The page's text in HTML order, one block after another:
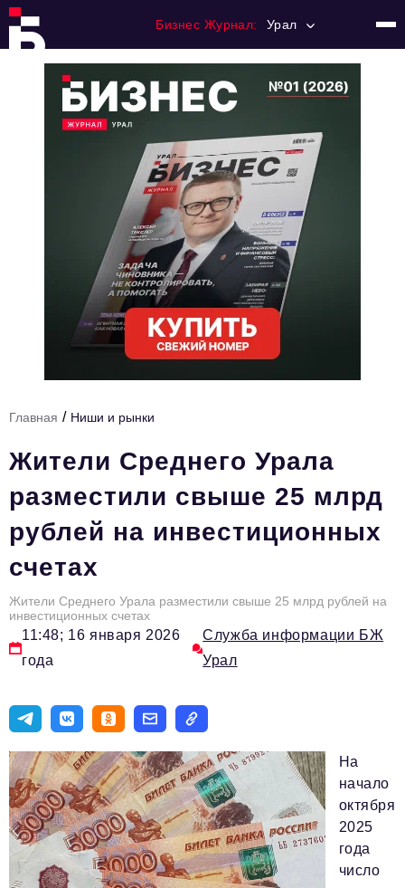
Бизнес Журнал: Урал
Тема номера
Инфраструктура развития
Технологии и тренды
Ниши и рынки
Цитаты
Туризм
Новости
Импортозамещение
ИННОПРОМ
Топ-100 влиятельных людей Свердловской области
Видео
ТОП-100 влиятельных людей — 2025
Телефон редакции:+7 495 727-01-67
Электронные почты редакции:
Главная / Ниши и рынки
Жители Среднего Урала
разместили свыше 25 млрд
рублей на инвестиционных
счетах
Жители Среднего Урала разместили свыше 25 млрд рублей на
инвестиционных счетах
11:48; 16 января 2026
года
Служба информации БЖ
Урал
На
начало
октября
2025
года
число